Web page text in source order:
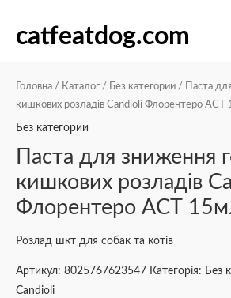
catfeatdog.com
Головна / Каталог / Без категории / Паста
кишкових розладів Candioli Флорентеро АСТ
Без категории
Паста для зниження
кишкових розладів
Флорентеро АСТ
Розлад шкт для собак та котів
Артикул: 8025767623547 Категорія: Без
Candioli
Діапазон
цін:
₴121
до
₴195
товар
кілька
варіантів.
вибрати
на
сторінці
Діапазон
цін:
₴111
до
₴185
товар
кілька
варіантів.
вибрати
на
сторінці